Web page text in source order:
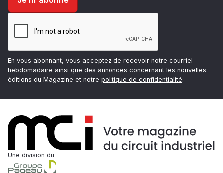
En vous abonnant, vous acceptez de recevoir notre courriel
hebdomadaire ainsi que des annonces concernant les nouvelles
éditions du Magazine et notre politique de confidentialité.
Une division du